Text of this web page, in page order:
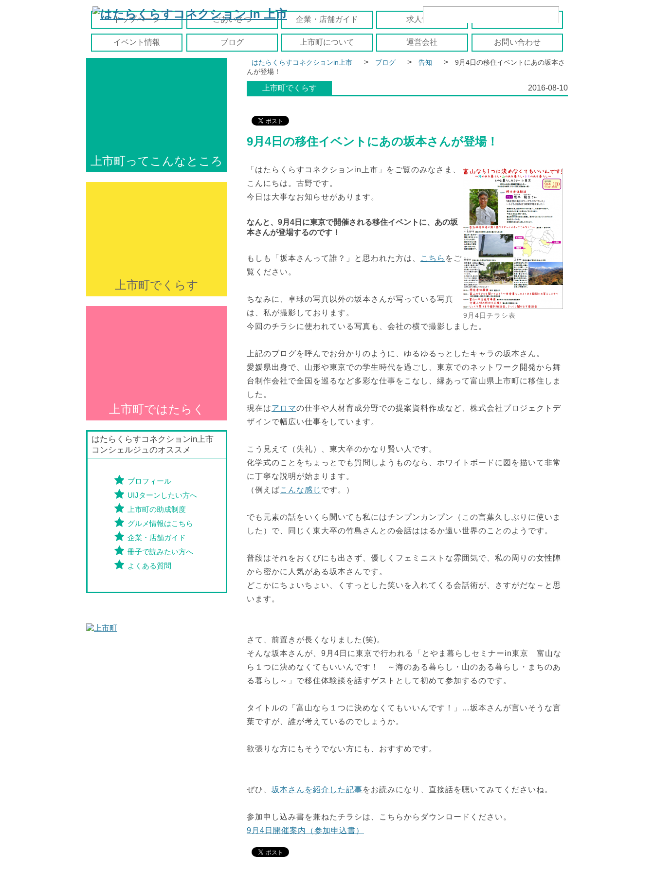
トップページ ごあいさつ 企業・店舗ガイド 求人情報
イベント情報 ブログ 上市町について 運営会社 お問い合わせ
はたらくらすコネクションin上市 > ブログ > 告知 >
9月4日の移住イベントにあの坂本さ
んが登場！
上市町でくらす 2016-08-10
9月4日の移住イベントにあの坂本さんが登場！
9月4日チラシ表
「はたらくらすコネクションin上市」をご覧のみなさま、
こんにちは。古野です。
今日は大事なお知らせがあります。
なんと、9月4日に東京で開催される移住イベントに、あの坂
本さんが登場するのです！
もしも「坂本さんって誰？」と思われた方は、 こちら をご
覧ください。
ちなみに、卓球の写真以外の坂本さんが写っている写真
は、私が撮影しております。
今回のチラシに使われている写真も、会社の横で撮影しました。
上記のブログを呼んでお分かりのように、ゆるゆるっとしたキャラの坂本さん。
愛媛県出身で、山形や東京での学生時代を過ごし、東京でのネットワーク開発から舞
台制作会社で全国を巡るなど多彩な仕事をこなし、縁あって富山県上市町に移住しま
した。
現在はアロマの仕事や人材育成分野での提案資料作成など、株式会社プロジェクトデ
ザインで幅広い仕事をしています。
こう見えて（失礼）、東大卒のかなり賢い人です。
化学式のことをちょっとでも質問しようものなら、ホワイトボードに図を描いて非常
に丁寧な説明が始まります。
（例えばこんな感じ です。）
でも元素の話をいくら聞いても私にはチンプンカンプン（この言葉久しぶりに使いま
した）で、同じく東大卒の竹島さんとの会話ははるか遠い世界のことのようです。
普段はそれをおくびにも出さず、優しくフェミニストな雰囲気で、私の周りの女性陣
から密かに人気がある坂本さんです。
どこかにちょいちょい、くすっとした笑いを入れてくる会話術が、さすがだな～と思
います。
さて、前置きが長くなりました(笑)。
そんな坂本さんが、9月4日に東京で行われる「とやま暮らしセミナーin東京 富山な
ら１つに決めなくてもいいんです！ ～海のある暮らし・山のある暮らし・まちのあ
る暮らし～」で移住体験談を話すゲストとして初めて参加するのです。
タイトルの「富山なら１つに決めなくてもいいんです！」…坂本さんが言いそうな言
葉ですが、誰が考えているのでしょうか。
欲張りな方にもそうでない方にも、おすすめです。
ぜひ、 坂本さんを紹介した記事をお読みになり、直接話を聴いてみてくださいね。
参加申し込み書を兼ねたチラシは、こちらからダウンロードください。
9月4日開催案内（参加申込書）
上市町ってこんなところ
上市町でくらす
上市町ではたらく
はたらくらすコネクションin上市
コンシェルジュのオススメ
プロフィール
UIJターンしたい方へ
上市町の助成制度
グルメ情報はこちら
企業・店舗ガイド
冊子で読みたい方へ
よくある質問